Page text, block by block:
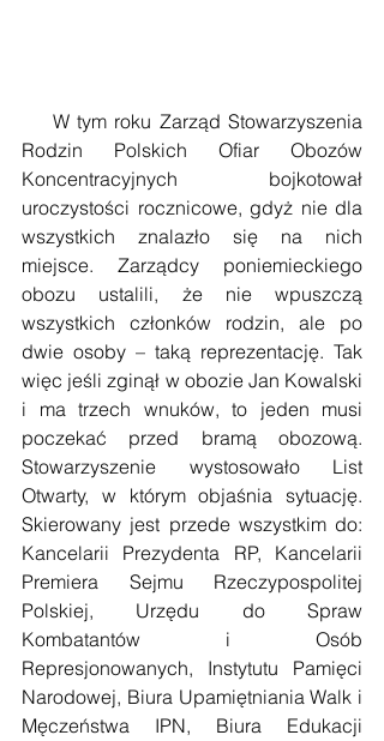
W tym roku Zarząd Stowarzyszenia
Rodzin Polskich Ofiar Obozów
Koncentracyjnych bojkotował
uroczystości rocznicowe, gdyż nie dla
wszystkich znalazło się na nich
miejsce. Zarządcy poniemieckiego
obozu ustalili, że nie wpuszczą
wszystkich członków rodzin, ale po
dwie osoby – taką reprezentację. Tak
więc jeśli zginął w obozie Jan Kowalski
i ma trzech wnuków, to jeden musi
poczekać przed bramą obozową.
Stowarzyszenie wystosowało List
Otwarty, w którym objaśnia sytuację.
Skierowany jest przede wszystkim do:
Kancelarii Prezydenta RP, Kancelarii
Premiera Sejmu Rzeczypospolitej
Polskiej, Urzędu do Spraw
Kombatantów i Osób
Represjonowanych, Instytutu Pamięci
Narodowej, Biura Upamiętniania Walk i
Męczeństwa IPN, Biura Edukacji